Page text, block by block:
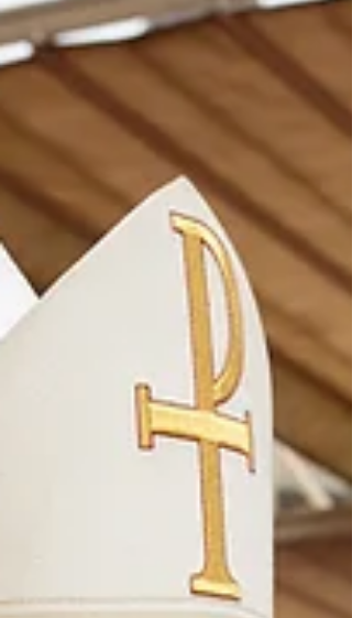
nad przyszłością Odnowy w Polsce.Tegorocznym
motywem przewodnim będzie pytanie: „Jak
Odnowić Odnowę, by odnawiała?” Gościem
rekolekcji będ